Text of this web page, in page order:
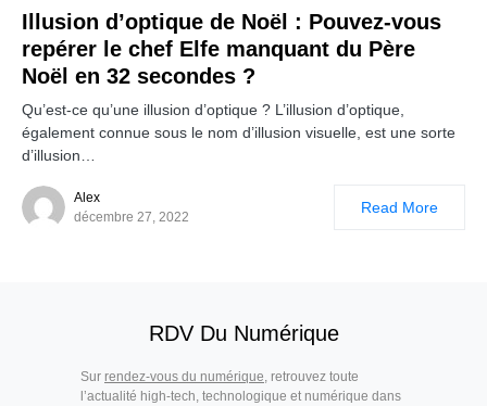
Illusion d’optique de Noël : Pouvez-vous
repérer le chef Elfe manquant du Père
Noël en 32 secondes ?
Qu’est-ce qu’une illusion d’optique ? L’illusion d’optique,
également connue sous le nom d’illusion visuelle, est une sorte
d’illusion…
Alex
décembre 27, 2022
Read More
RDV Du Numérique
Sur rendez-vous du numérique, retrouvez toute
l’actualité high-tech, technologique et numérique dans